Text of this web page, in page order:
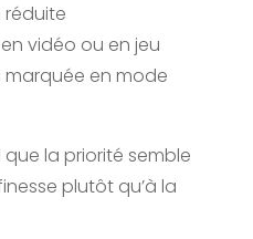
vidéo ou en jeu
marquée en mode
que la priorité semble
plutôt qu’à la